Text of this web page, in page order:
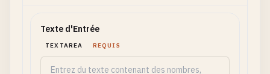
Texte d'Entrée
TEXTAREA REQUIS